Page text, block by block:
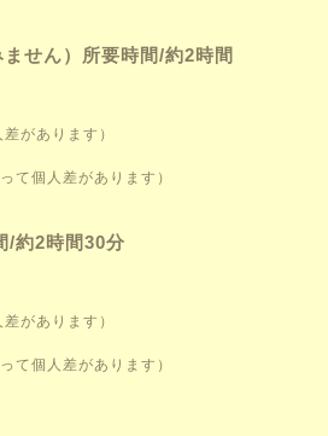
せん）所要時間/約2時間
があります）
て個人差があります）
/約2時間30分
があります）
て個人差があります）